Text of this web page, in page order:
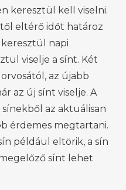
keresztül kell viselni.
eltérő időt határoz
napi
viselje a sínt. Két
az újabb
az új sínt viselje. A
az aktuálisan
érdemes megtartani.
például eltörik, a sín
sínt lehet